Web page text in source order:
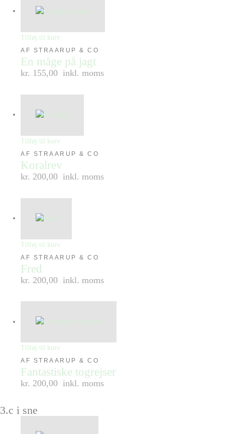
Tilføj til kurv
AF STRAARUP & CO
En måge på jagt
kr. 155,00 inkl. moms
Tilføj til kurv
AF STRAARUP & CO
Koralrev
kr. 200,00 inkl. moms
Tilføj til kurv
AF STRAARUP & CO
Fred
kr. 200,00 inkl. moms
Tilføj til kurv
AF STRAARUP & CO
Fantastiske togrejser
kr. 200,00 inkl. moms
3.c i sne